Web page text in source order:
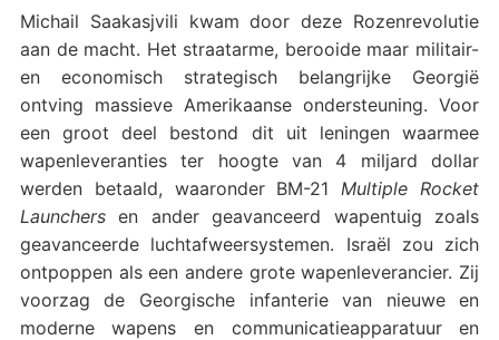
Michail Saakasjvili kwam door deze Rozenrevolutie
aan de macht. Het straatarme, berooide maar militair-
en economisch strategisch belangrijke Georgië
ontving massieve Amerikaanse ondersteuning. Voor
een groot deel bestond dit uit leningen waarmee
wapenleveranties ter hoogte van 4 miljard dollar
werden betaald, waaronder BM-21 Multiple Rocket
Launchersen ander geavanceerd wapentuig zoals
geavanceerde luchtafweersystemen. Israël zou zich
ontpoppen als een andere grote wapenleverancier. Zij
voorzag de Georgische infanterie van nieuwe en
moderne wapens en communicatieapparatuur en